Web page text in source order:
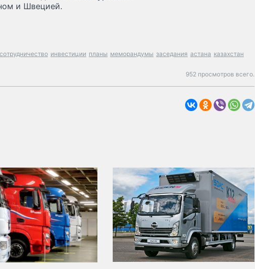
и Швецией.
сотрудничество инвестиции планы меморандумы заседания астана казахстан
952 просмотров всего.